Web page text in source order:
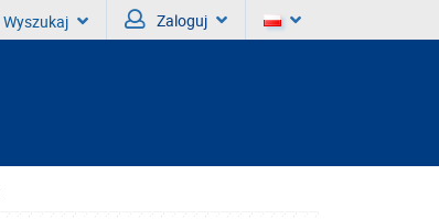
Wyszukaj Zaloguj